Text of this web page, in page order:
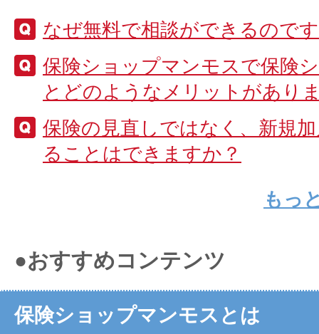
なぜ無料で相談ができるので
保険ショップマンモスで保険
とどのようなメリットがあり
保険の見直しではなく、新規
ることはできますか？
もっ
●おすすめコンテンツ
保険ショップマンモスとは